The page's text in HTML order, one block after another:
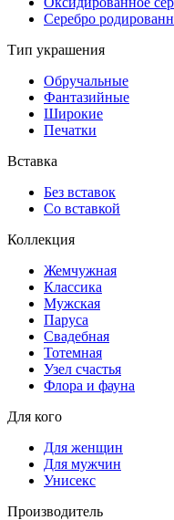
Серебро
Тип украшения
Обручальные
Фантазийные
Широкие
Печатки
Вставка
Без вставок
Со вставкой
Коллекция
Жемчужная
Классика
Мужская
Паруса
Свадебная
Тотемная
Узел счастья
Флора и фауна
Для кого
Для женщин
Для мужчин
Унисекс
Производитель